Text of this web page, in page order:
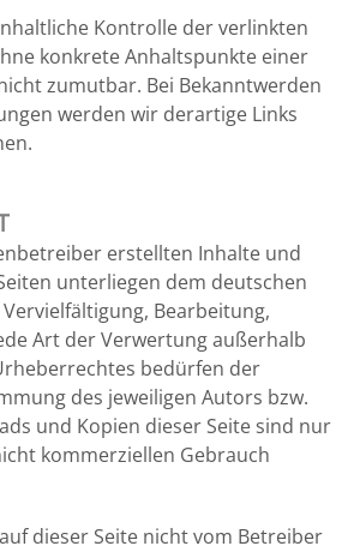
Kontrolle der verlinkten
konkrete Anhaltspunkte einer
zumutbar. Bei Bekanntwerden
werden wir derartige Links
erstellten Inhalte und
unterliegen dem deutschen
Bearbeitung,
Art der Verwertung außerhalb
bedürfen der
des jeweiligen Autors bzw.
und Kopien dieser Seite sind nur
kommerziellen Gebrauch
dieser Seite nicht vom Betreiber